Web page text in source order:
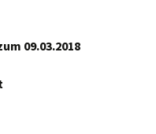
09.03.2018